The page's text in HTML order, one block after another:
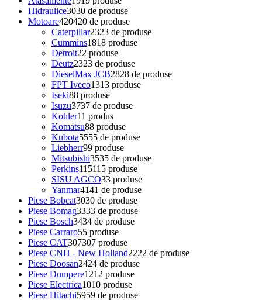
Hidraulice3030 de produse
Motoare420420 de produse
Caterpillar2323 de produse
Cummins1818 produse
Detroit22 produse
Deutz2323 de produse
DieselMax JCB2828 de produse
FPT Iveco1313 produse
Iseki88 produse
Isuzu3737 de produse
Kohler11 produs
Komatsu88 produse
Kubota5555 de produse
Liebherr99 produse
Mitsubishi3535 de produse
Perkins115115 produse
SISU AGCO33 produse
Yanmar4141 de produse
Piese Bobcat3030 de produse
Piese Bomag3333 de produse
Piese Bosch3434 de produse
Piese Carraro55 produse
Piese CAT307307 produse
Piese CNH - New Holland2222 de produse
Piese Doosan2424 de produse
Piese Dumpere1212 produse
Piese Electrica1010 produse
Piese Hitachi5959 de produse